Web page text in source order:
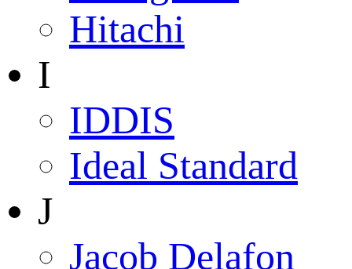
Hitachi
I
IDDIS
Ideal Standard
J
Jacob Delafon